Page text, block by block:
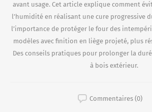
avant usage. Cet article explique comment
l’humidité en réalisant une cure progressive
l’importance de protéger le four des
modèles avec finition en liège projeté, plus
Des conseils pratiques pour prolonger la
à bois extérieur.
Commentaires (0)